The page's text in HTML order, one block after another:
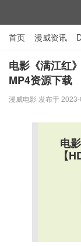
首页 漫威资讯
电视剧资源 漫威
电影《满江红
MP4资源下载
漫威电影 发布于 2023-
电
【